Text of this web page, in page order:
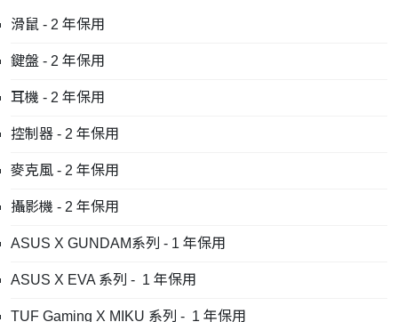
滑鼠 - 2 年保用
鍵盤 - 2 年保用
耳機 - 2 年保用
控制器 - 2 年保用
麥克風 - 2 年保用
攝影機 - 2 年保用
ASUS X GUNDAM系列 - 1 年保用
ASUS X EVA 系列 - 1 年保用
TUF Gaming X MIKU 系列 - 1 年保用